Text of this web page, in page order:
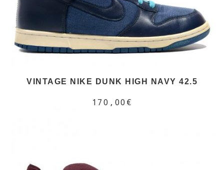
VINTAGE NIKE DUNK HIGH NAVY 42.5
170,00€